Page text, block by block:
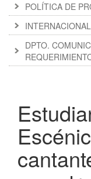
POLÍTICA DE
DPTO.